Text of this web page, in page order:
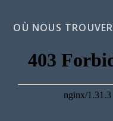
OÙ NOUS TROUVER